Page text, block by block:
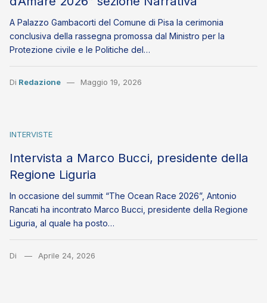
A Palazzo Gambacorti del Comune di Pisa la cerimonia
conclusiva della rassegna promossa dal Ministro per la
Protezione civile e le Politiche del…
Di Redazione Maggio 19, 2026
INTERVISTE
Intervista a Marco Bucci, presidente della
Regione Liguria
In occasione del summit “The Ocean Race 2026”, Antonio
Rancati ha incontrato Marco Bucci, presidente della Regione
Liguria, al quale ha posto…
Di Aprile 24, 2026